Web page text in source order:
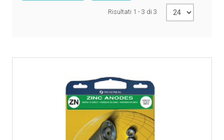
Risultati 1 - 3 di 3